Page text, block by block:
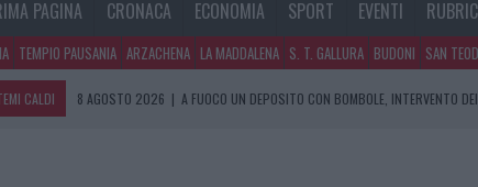
PAGINA CRONACA ECONOMIA SPORT EVENTI
TEMPIO PAUSANIA ARZACHENA LA MADDALENA S. T. GALLURA BUDONI SAN
CALDI 8 AGOSTO 2026 | A FUOCO UN DEPOSITO CON BOMBOLE, INTERVENTO